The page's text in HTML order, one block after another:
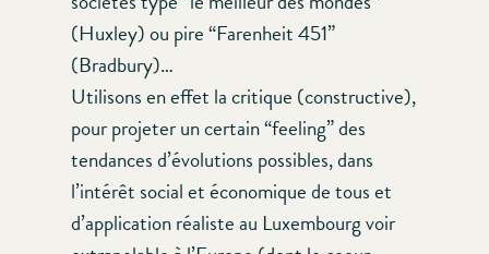
(Huxley) ou pire “Farenheit 451”
(Bradbury)…
Utilisons en effet la critique (constructive),
pour projeter un certain “feeling” des
tendances d’évolutions possibles, dans
l’intérêt social et économique de tous et
d’application réaliste au Luxembourg voir